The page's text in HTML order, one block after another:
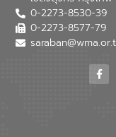
0-2273-8530-39
0-2273-8577-79